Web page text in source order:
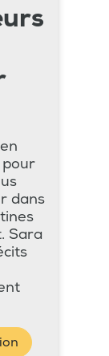
pour
dans
Sara